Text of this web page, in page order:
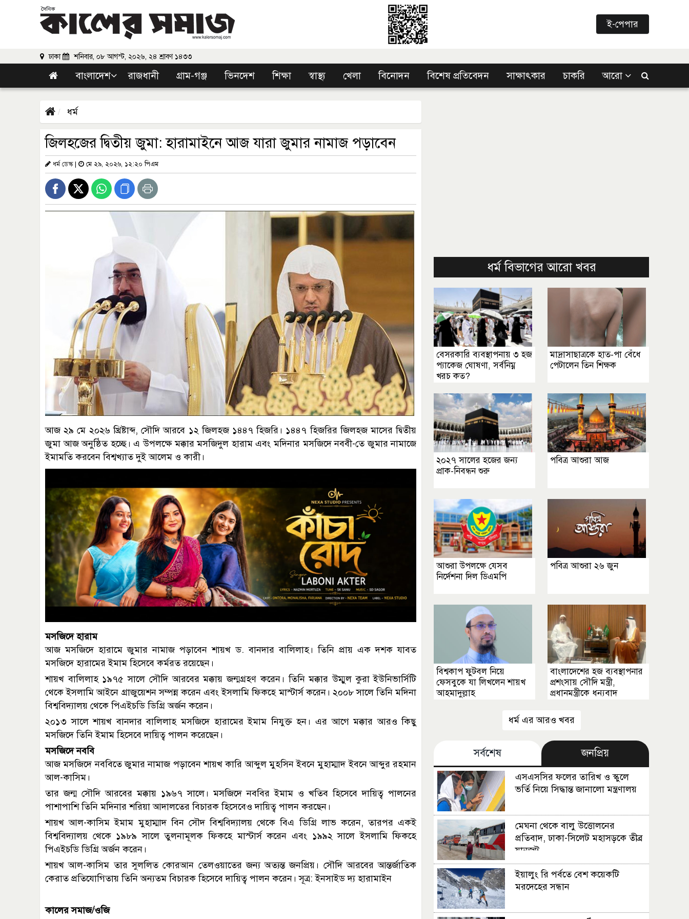
ই-পেপার
ঢাকা শনিবার, ০৮ আগস্ট, ২০২৬, ২৪ শ্রাবণ ১৪৩৩
বাংলাদেশ রাজধানী গ্রাম-গঞ্জ ভিনদেশ শিক্ষা স্বাস্থ্য খেলা বিনোদন বিশেষ প্রতিবেদন সাক্ষাৎকার চাকরি আরো
ধর্ম
জিলহজের দ্বিতীয় জুমা: হারামাইনে আজ যারা জুমার নামাজ পড়াবেন
ধর্ম ডেস্ক| মে ২৯, ২০২৬, ১২:২০ পিএম
আজ ২৯ মে ২০২৬ খ্রিষ্টাব্দ, সৌদি আরবে ১২ জিলহজ ১৪৪৭ হিজরি। ১৪৪৭ হিজরির জিলহজ মাসের দ্বিতীয়
জুমা আজ অনুষ্ঠিত হচ্ছে। এ উপলক্ষে মক্কার মসজিদুল হারাম এবং মদিনার মসজিদে নববী-তে জুমার নামাজে
ইমামতি করবেন বিশ্বখ্যাত দুই আলেম ও কারী।
মসজিদে হারাম
আজ মসজিদে হারামে জুমার নামাজ পড়াবেন শায়খ ড. বানদার বালিলাহ। তিনি প্রায় এক দশক যাবত
মসজিদে হারামের ইমাম হিসেবে কর্মরত রয়েছেন।
শায়খ বালিলাহ ১৯৭৫ সালে সৌদি আরবের মক্কায় জন্মগ্রহণ করেন। তিনি মক্কার উম্মুল কুরা ইউনিভার্সিটি
থেকে ইসলামি আইনে গ্রাজুয়েশন সম্পন্ন করেন এবং ইসলামি ফিকহে মাস্টার্স করেন। ২০০৮ সালে তিনি মদিনা
বিশ্ববিদ্যালয় থেকে পিএইচডি ডিগ্রি অর্জন করেন।
২০১৩ সালে শায়খ বানদার বালিলাহ মসজিদে হারামের ইমাম নিযুক্ত হন। এর আগে মক্কার আরও কিছু
মসজিদে তিনি ইমাম হিসেবে দায়িত্ব পালন করেছেন।
মসজিদে নববি
আজ মসজিদে নববিতে জুমার নামাজ পড়াবেন শায়খ কারি আব্দুল ‍মুহসিন ইবনে মুহাম্মাদ ইবনে আব্দুর রহমান
আল-কাসিম।
তার জন্ম সৌদি আরবের মক্কায় ১৯৬৭ সালে। মসজিদে নববির ইমাম ও খতিব হিসেবে দায়িত্ব পালনের
পাশাপাশি তিনি মদিনার শরিয়া আদালতের বিচারক হিসেবেও দায়িত্ব পালন করছেন।
শায়খ আল-কাসিম ইমাম মুহাম্মাদ বিন সৌদ বিশ্ববিদ্যালয় থেকে বিএ ডিগ্রি লাভ করেন, তারপর একই
বিশ্ববিদ্যালয় থেকে ১৯৮৯ সালে তুলনামূলক ফিকহে মাস্টার্স করেন এবং ১৯৯২ সালে ইসলামি ফিকহে
পিএইচডি ডিগ্রি অর্জন করেন।
শায়খ আল-কাসিম তার সুললিত কোরআন তেলওয়াতের জন্য অত্যন্ত জনপ্রিয়। সৌদি আরবের আন্তর্জাতিক
কেরাত প্রতিযোগিতায় তিনি অন্যতম বিচারক হিসেবে দায়িত্ব পালন করেন। সূত্র: ইনসাইড দ্য হারামাইন
কালের সমাজ/ওজি
ধর্ম বিভাগের আরো খবর
বেসরকারি ব্যবস্থাপনায় ৩ হজ
প্যাকেজ ঘোষণা, সর্বনিম্ন
খরচ কত?
মাদ্রাসাছাত্রকে হাত-পা বেঁধে
পেটালেন তিন শিক্ষক
২০২৭ সালের হজের জন্য
প্রাক-নিবন্ধন শুরু
পবিত্র আশুরা আজ
আশুরা উপলক্ষে যেসব
নির্দেশনা দিল ডিএমপি
পবিত্র আশুরা ২৬ জুন
বিশ্বকাপ ফুটবল নিয়ে
ফেসবুকে যা লিখলেন শায়খ
আহমাদুল্লাহ
বাংলাদেশের হজ ব্যবস্থাপনার
প্রশংসায় সৌদি মন্ত্রী,
প্রধানমন্ত্রীকে ধন্যবাদ
ধর্ম এর আরও খবর
সর্বশেষ জনপ্রিয়
এসএসসির ফলের তারিখ ও স্কুলে
ভর্তি নিয়ে সিদ্ধান্ত জানালো মন্ত্রণালয়
মেঘনা থেকে বালু উত্তোলনের
প্রতিবাদ, ঢাকা-সিলেট মহাসড়কে তীব্র
যানজট
ইয়ালুং রি পর্বতে বেশ কয়েকটি
মরদেহের সন্ধান